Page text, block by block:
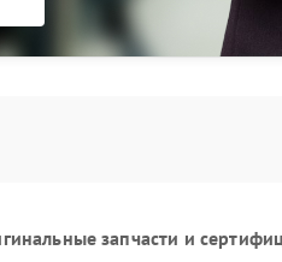
запчасти и